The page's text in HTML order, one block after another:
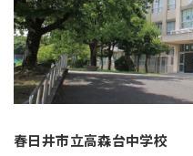
春日井市立高森台中学校